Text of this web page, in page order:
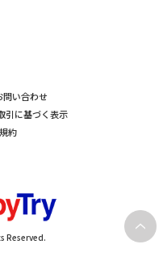
問い合わせ
引に基づく表示
約
Reserved.